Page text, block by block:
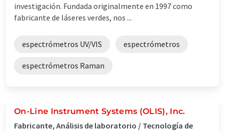
investigación. Fundada originalmente en 1997 como
fabricante de láseres verdes, nos ...
espectrómetros UV/VIS espectrómetros
espectrómetros Raman
On-Line Instrument Systems (OLIS), Inc.
Fabricante, Análisis de laboratorio / Tecnología de